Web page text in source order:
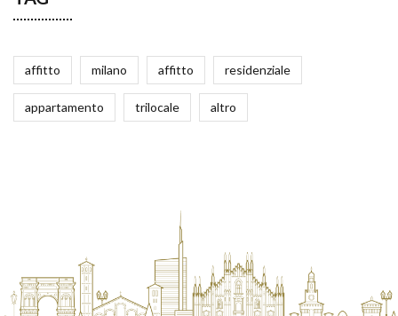
affitto milano affitto residenziale
appartamento trilocale altro